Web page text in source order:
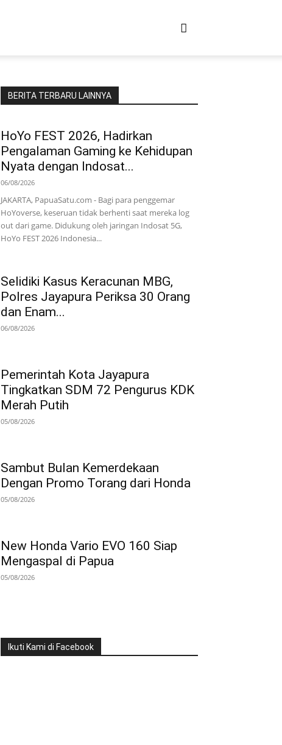
BERITA TERBARU LAINNYA
HoYo FEST 2026, Hadirkan
Pengalaman Gaming ke Kehidupan
Nyata dengan Indosat...
06/08/2026
JAKARTA, PapuaSatu.com - Bagi para penggemar
HoYoverse, keseruan tidak berhenti saat mereka log
out dari game. Didukung oleh jaringan Indosat 5G,
HoYo FEST 2026 Indonesia...
Selidiki Kasus Keracunan MBG,
Polres Jayapura Periksa 30 Orang
dan Enam...
06/08/2026
Pemerintah Kota Jayapura
Tingkatkan SDM 72 Pengurus KDK
Merah Putih
05/08/2026
Sambut Bulan Kemerdekaan
Dengan Promo Torang dari Honda
05/08/2026
New Honda Vario EVO 160 Siap
Mengaspal di Papua
05/08/2026
Ikuti Kami di Facebook